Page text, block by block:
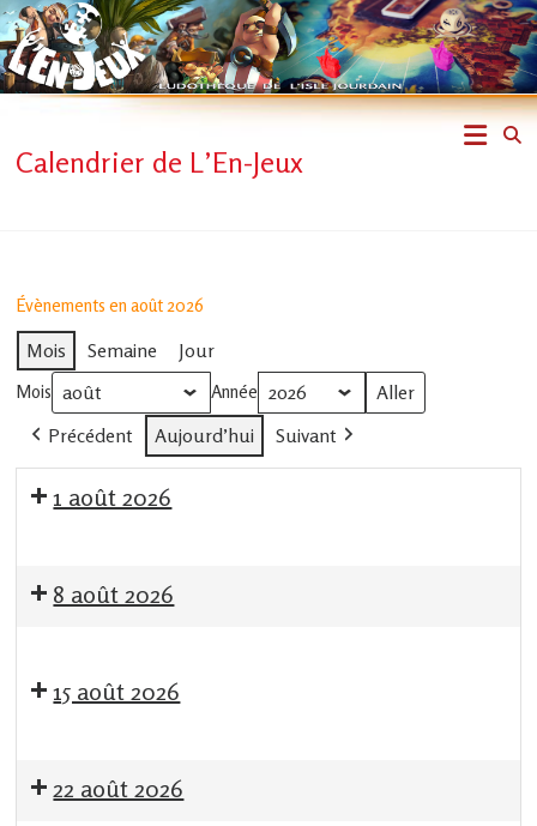
Skip
to
content
Jeux
ludothèque
de
L'Isle
Jourdain
Jouons
toulousaine
Calendrier de L’En-Jeux
Évènements en août 2026
Mois Semaine Jour
Mois Année
Précédent Aujourd’hui Suivant
1 août 2026
8 août 2026
15 août 2026
22 août 2026